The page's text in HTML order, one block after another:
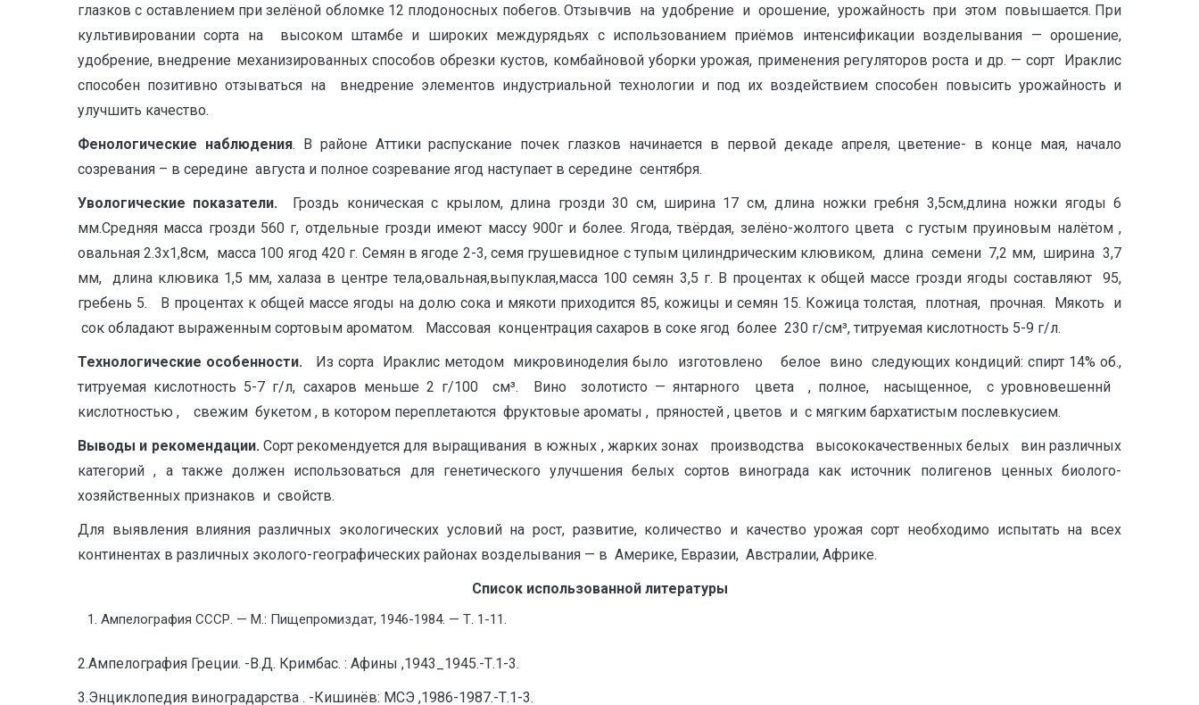
глазков с оставлением при зелёной обломке 12 плодоносных побегов. Отзывчив на удобрение и орошение, урожайность при этом повышается. При
культивировании сорта на высоком штамбе и широких междурядьях с использованием приёмов интенсификации возделывания — орошение,
удобрение, внедрение механизированных способов обрезки кустов, комбайновой уборки урожая, применения регуляторов роста и др. — сорт Ираклис
способен позитивно отзываться на внедрение элементов индустриальной технологии и под их воздействием способен повысить урожайность и
улучшить качество.
Фенологические наблюдения. В районе Аттики распускание почек глазков начинается в первой декаде апреля, цветение- в конце мая, начало
созревания – в середине августа и полное созревание ягод наступает в середине сентября.
Увологические показатели. Гроздь коническая с крылом, длина грозди 30 см, ширина 17 см, длина ножки гребня 3,5см,длина ножки ягоды 6
мм.Средняя масса грозди 560 г, отдельные грозди имеют массу 900г и более. Ягода, твёрдая, зелёно-жолтого цвета с густым пруиновым налётом ,
овальная 2.3х1,8см, масса 100 ягод 420 г. Семян в ягоде 2-3, семя грушевидное с тупым цилиндрическим клювиком, длина семени 7,2 мм, ширина 3,7
мм, длина клювика 1,5 мм, халаза в центре тела,овальная,выпуклая,масса 100 семян 3,5 г. В процентах к общей массе грозди ягоды составляют 95,
гребень 5. В процентах к общей массе ягоды на долю сока и мякоти приходится 85, кожицы и семян 15. Кожица толстая, плотная, прочная. Мякоть и
сок обладают выраженным сортовым ароматом. Массовая концентрация сахаров в соке ягод более 230 г/см³, титруемая кислотность 5-9 г/л.
Технологические особенности. Из сорта Ираклис методом микровиноделия было изготовлено белое вино следующих кондиций: спирт 14% об.,
титруемая кислотность 5-7 г/л, сахаров меньше 2 г/100 см³. Вино золотисто — янтарного цвета , полное, насыщенное, с уровновешеннй
кислотностью , свежим букетом , в котором переплетаются фруктовые ароматы , пряностей , цветов и с мягким бархатистым послевкусием.
Выводы и рекомендации. Сорт рекомендуется для выращивания в южных , жарких зонах производства высококачественных белых вин различных
категорий , а также должен использоваться для генетического улучшения белых сортов винограда как источник полигенов ценных биолого-
хозяйственных признаков и свойств.
Для выявления влияния различных экологических условий на рост, развитие, количество и качество урожая сорт необходимо испытать на всех
континентах в различных эколого-географических районах возделывания — в Америке, Евразии, Австралии, Африке.
Список использованной литературы
Ампелография СССР. — М.: Пищепромиздат, 1946-1984. — Т. 1-11.
2.Ампелография Греции. -В.Д. Кримбас. : Афины ,1943_1945.-Т.1-3.
3.Энциклопедия виноградарства . -Кишинёв: МСЭ ,1986-1987.-Т.1-3.